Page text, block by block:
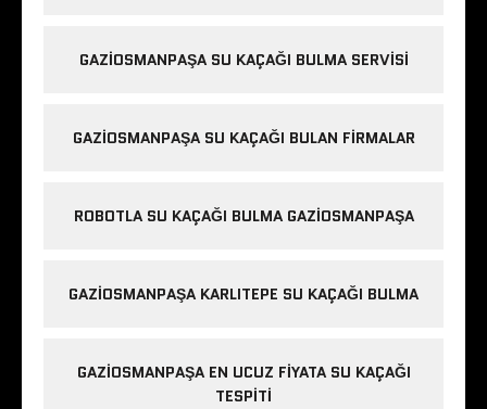
GAZIOSMANPAŞA SU KAÇAĞI BULMA SERVISI
GAZIOSMANPAŞA SU KAÇAĞI BULAN FIRMALAR
ROBOTLA SU KAÇAĞI BULMA GAZIOSMANPAŞA
GAZIOSMANPAŞA KARLITEPE SU KAÇAĞI BULMA
GAZIOSMANPAŞA EN UCUZ FIYATA SU KAÇAĞI
TESPITI